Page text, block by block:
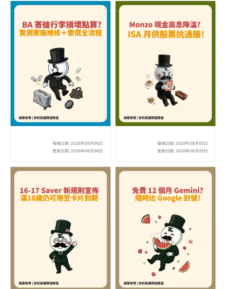
BA 寄艙行李損壞點
發佈日期: 2026年08月06日
更新日期: 2026年08月06日
發佈日期: 2026年08月05日
更新日期: 2026年08月05日